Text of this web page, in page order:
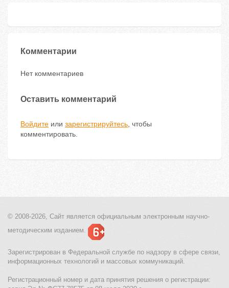
Комментарии
Нет комментариев
Оставить комментарий
Войдите или зарегистрируйтесь, чтобы
комментировать.
© 2008-2026, Сайт является официальным электронным научно-
методическим изданием.
Зарегистрирован в Федеральной службе по надзору в сфере связи,
информационных технологий и массовых коммуникаций.
Регистрационный номер и дата принятия решения о регистрации: